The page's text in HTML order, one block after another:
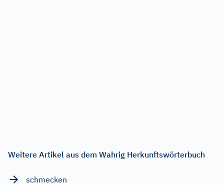
Weitere Artikel aus dem Wahrig Herkunftswörterbuch
schmecken